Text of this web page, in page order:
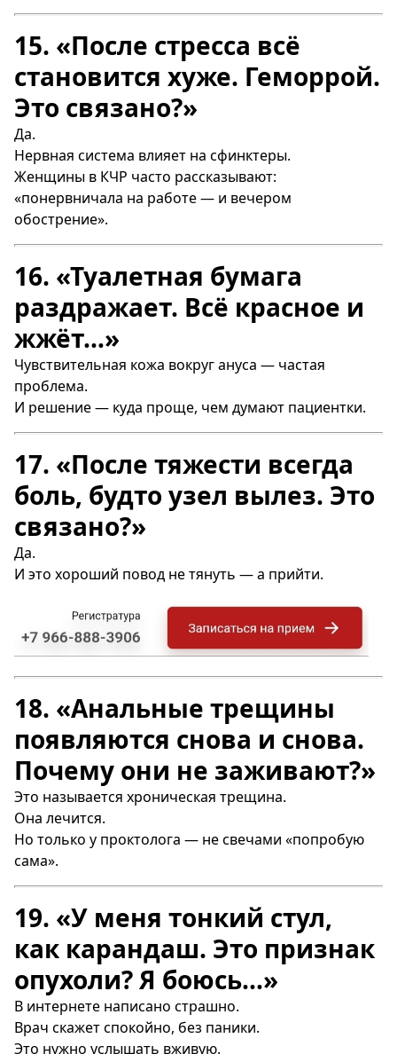
15. «После стресса всё
становится хуже. Геморрой.
Это связано?»
Да.
Нервная система влияет на сфинктеры.
Женщины в КЧР часто рассказывают:
«понервничала на работе — и вечером
обострение».
16. «Туалетная бумага
раздражает. Всё красное и
жжёт…»
Чувствительная кожа вокруг ануса — частая
проблема.
И решение — куда проще, чем думают пациентки.
17. «После тяжести всегда
боль, будто узел вылез. Это
связано?»
Да.
И это хороший повод не тянуть — а прийти.
18. «Анальные трещины
появляются снова и снова.
Почему они не заживают?»
Это называется хроническая трещина.
Она лечится.
Но только у проктолога — не свечами «попробую
сама».
19. «У меня тонкий стул,
как карандаш. Это признак
опухоли? Я боюсь…»
В интернете написано страшно.
Врач скажет спокойно, без паники.
Это нужно услышать вживую.